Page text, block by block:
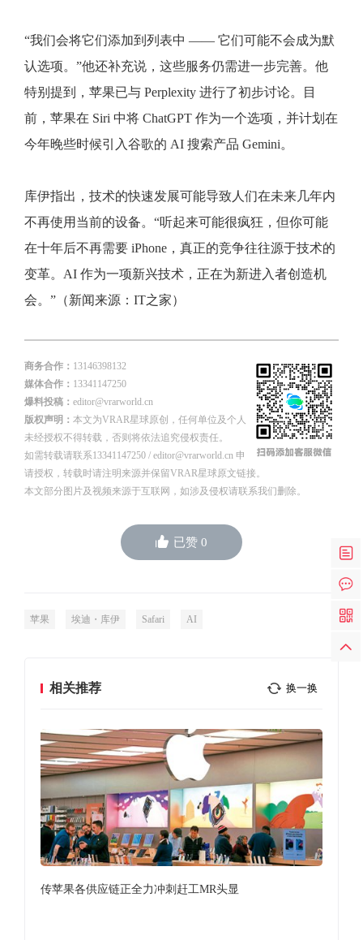
“我们会将它们添加到列表中 —— 它们可能不会成为默
认选项。”他还补充说，这些服务仍需进一步完善。他
特别提到，苹果已与 Perplexity 进行了初步讨论。目
前，苹果在 Siri 中将 ChatGPT 作为一个选项，并计划在
今年晚些时候引入谷歌的 AI 搜索产品 Gemini。
库伊指出，技术的快速发展可能导致人们在未来几年内
不再使用当前的设备。“听起来可能很疯狂，但你可能
在十年后不再需要 iPhone，真正的竞争往往源于技术的
变革。AI 作为一项新兴技术，正在为新进入者创造机
会。”（新闻来源：IT之家）
商务合作： 13146398132
媒体合作： 13341147250
爆料投稿： editor@vrarworld.cn
版权声明： 本文为VRAR星球原创，任何单位及个人
未经授权不得转载，否则将依法追究侵权责任。
如需转载请联系13341147250 / editor@vrarworld.cn 申
请授权，转载时请注明来源并保留VRAR星球原文链接。
本文部分图片及视频来源于互联网，如涉及侵权请联系我们删除。
已赞 0
苹果 埃迪・库伊 Safari AI
相关推荐 换一换
传苹果各供应链正全力冲刺赶工MR头显